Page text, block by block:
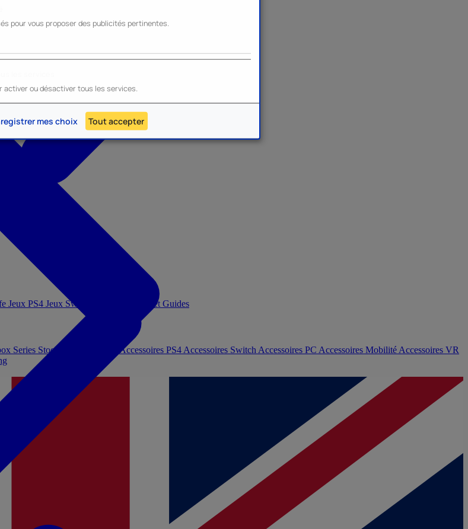
pour vous proposer des publicités pertinentes.
activer ou désactiver tous les services.
mes choix Tout accepter
Jeux PS4 Jeux Switch Livres et Guides
Series Stockage et Mémoire Accessoires PS4 Accessoires Switch Accessoires PC Accessoires Mobilité Accessoires VR
Mighty Jaxx